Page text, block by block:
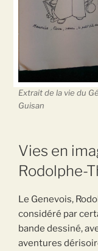
Extrait de la vie du
Guisan
Vies en
Rodolphe-
Le Genevois,
considéré par
bande dessiné,
aventures